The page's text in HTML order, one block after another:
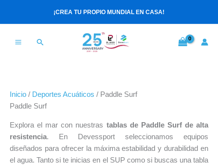
¡CREA TU PROPIO MUNDIAL EN CASA!
Buscar
Inicio / Deportes Acuáticos / Paddle Surf
Paddle Surf
Explora el mar con nuestras tablas de Paddle Surf de alta
resistencia. En Devessport seleccionamos equipos
diseñados para ofrecer la máxima estabilidad y durabilidad en
el agua. Tanto si te inicias en el SUP como si buscas una tabla
últimos